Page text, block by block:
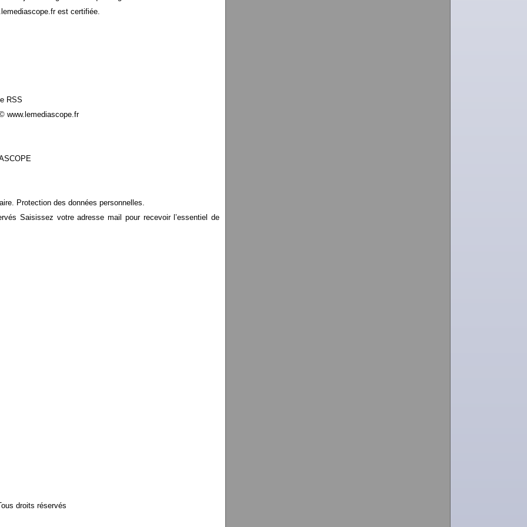
est certifiée.
RSS
www.lemediascope.fr
Protection des données personnelles.
Saisissez votre adresse mail pour recevoir l’essentiel de
droits réservés